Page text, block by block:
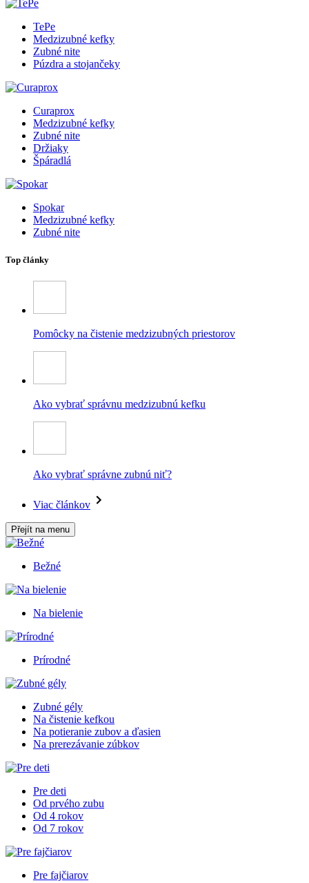
TePe
Medzizubné kefky
Zubné nite
Púzdra a stojančeky
Curaprox
Medzizubné kefky
Zubné nite
Držiaky
Špáradlá
Spokar
Medzizubné kefky
Zubné nite
Top články
Pomôcky na čistenie medzizubných priestorov
Ako vybrať správnu medzizubnú kefku
Ako vybrať správne zubnú niť?
Viac článkov
Přejít na menu
Bežné
Na bielenie
Prírodné
Zubné gély
Na čistenie kefkou
Na potieranie zubov a ďasien
Na prerezávanie zúbkov
Pre deti
Od prvého zubu
Od 4 rokov
Od 7 rokov
Pre fajčiarov